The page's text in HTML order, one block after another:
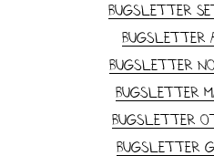
Bugsletter
Bugsletter
Bugsletter
Bugsletter
Bugsletter
Bugsletter